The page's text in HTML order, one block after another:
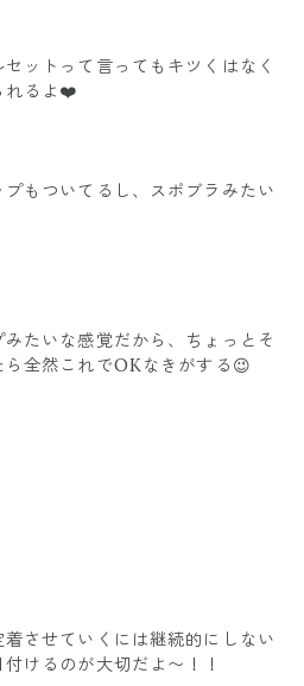
ットって言ってもキツくはなく
れるよ❤️
もついてるし、スポブラみたい
たいな感覚だから、ちょっとそ
全然これでOKなきがする😉
させていくには継続的にしない
けるのが大切だよ〜！！